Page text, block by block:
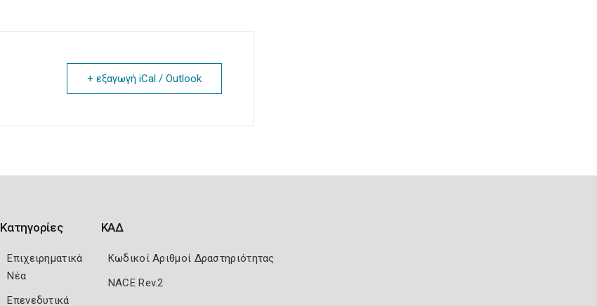
+ εξαγωγή iCal / Outlook
Κατηγορίες
Επιχειρηματικά
Νέα
Επενεδυτικά
ΚΑΔ
Κωδικοί Αριθμοί Δραστηριότητας
NACE Rev.2